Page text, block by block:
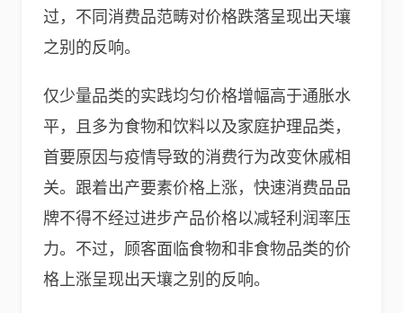
过，不同消费品范畴对价格跌落呈现出天壤
之别的反响。
仅少量品类的实践均匀价格增幅高于通胀水
平，且多为食物和饮料以及家庭护理品类，
首要原因与疫情导致的消费行为改变休戚相
关。跟着出产要素价格上涨，快速消费品品
牌不得不经过进步产品价格以减轻利润率压
力。不过，顾客面临食物和非食物品类的价
格上涨呈现出天壤之别的反响。